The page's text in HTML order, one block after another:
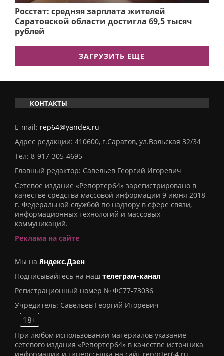
Росстат: средняя зарплата жителей
Саратовской области достигла 69,5 тысяч
рублей
ЗАГРУЗИТЬ ЕЩЕ
КОНТАКТЫ
E-mail: rep64@yandex.ru
Адрес редакции: 410600, г.Саратов, ул.Вольская 32/34
Тел: 8-917-305-4695
Главный редактор: Савельев Георгий Игоревич
Сетевое издание «Репортер64» зарегистрировано в
качестве средства массовой информации 9 июня 2018
г. Федеральной службой по надзору в сфере связи,
информационных технологий и массовых
коммуникаций.
Реклама на сайте
Мы на Яндекс.Дзен
Подписывайтесь на наш телеграм-канал
Регистрационный номер № ФС77-73036
Учредитель: Савельев Георгий Игоревич
18+
При любом использовании материалов указание
сетевого издания «Репортер64» в качестве источника